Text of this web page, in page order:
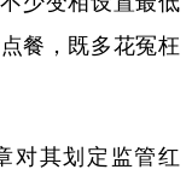
体育
军事
汽车
餐，既多花冤枉
对其划定监管红